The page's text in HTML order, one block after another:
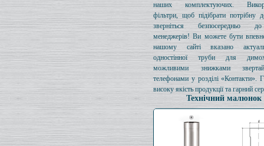
наших комплектуючих.
фільтри, щоб підібрати потрібну
зверніться безпосередньо
менеджерів! Ви можете бути
нашому сайті вказано
одностінної труби для
можливими знижками
телефонами у розділі «Контакти».
високу якість продукції та гарний
Технічний малюнок